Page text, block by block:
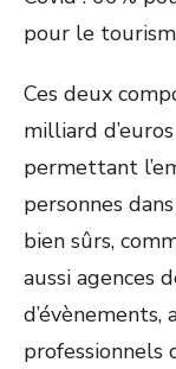
pour le
Ces deux
milliard
permettant
personnes
bien sûrs,
aussi agences
d’évènements,
professionnels